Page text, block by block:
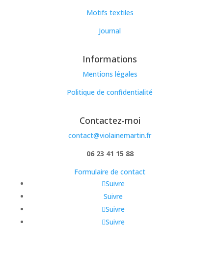
Motifs textiles
Journal
Informations
Mentions légales
Politique de confidentialité
Contactez-moi
contact@violainemartin.fr
06 23 41 15 88
Formulaire de contact
Suivre
Suivre
Suivre
Suivre